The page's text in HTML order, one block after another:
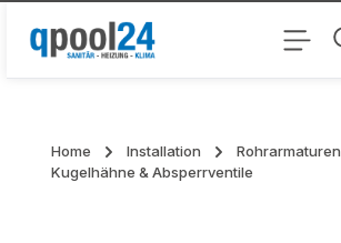
Zum Hauptinhalt springen
Home Installation
Rohrarmaturen
Kugelhähne & Absperrventile